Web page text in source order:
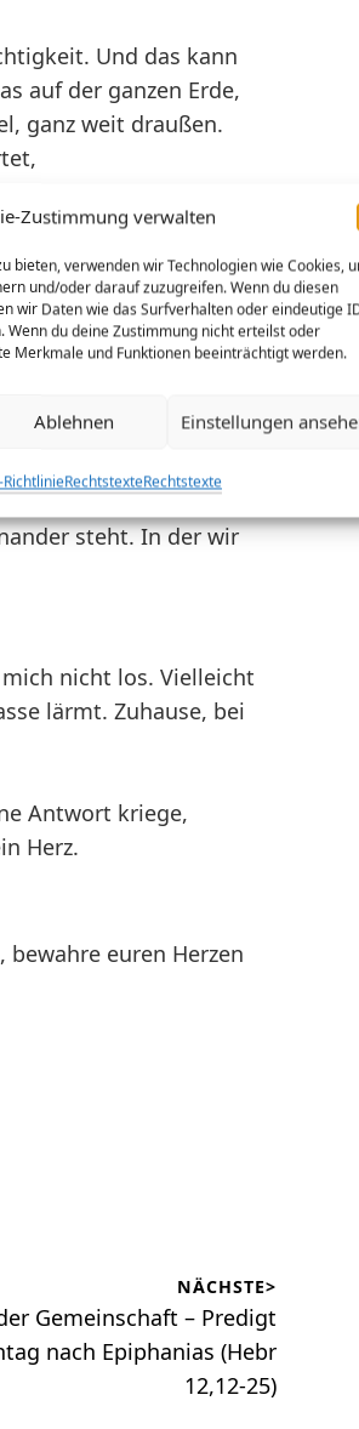
Zustimmung verwalten
bieten, verwenden wir Technologien wie Cookies,
und/oder darauf zuzugreifen. Wenn du diesen
wir Daten wie das Surfverhalten oder eindeutige
Wenn du deine Zustimmung nicht erteilst oder
Merkmale und Funktionen beeinträchtigt werden.
Ablehnen Einstellungen
RechtstexteRechtstexte
Und das kann
auf der ganzen Erde,
ganz weit draußen.
nachträume, um so
und das Blutvergießen
Sanftheit des
die Frau die den
der
steht. In der wir
nicht los. Vielleicht
lärmt. Zuhause, bei
Antwort kriege,
Herz.
euren Herzen
NÄCHSTE>
Gemeinschaft – Predigt
nach Epiphanias (Hebr
12,12-25)